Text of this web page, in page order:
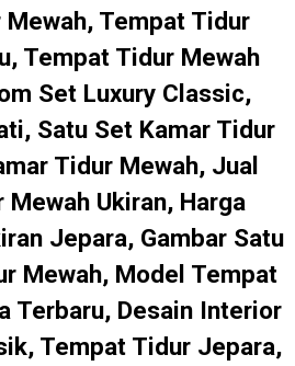
Tempat Tidur
Tempat Tidur Mewah
Set Luxury Classic,
Satu Set Kamar Tidur
Tidur Mewah, Jual
Ukiran, Harga
Jepara, Gambar Satu
Mewah, Model Tempat
Terbaru, Desain Interior
Tempat Tidur Jepara,